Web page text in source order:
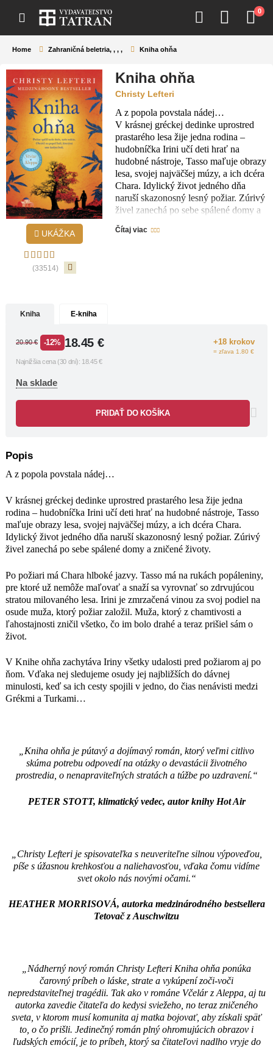
0
Home Zahraničná beletria, , , , Kniha ohňa
UKÁŽKA
(33514)
Kniha ohňa
Christy Lefteri
A z popola povstala nádej…
V krásnej gréckej dedinke uprostred
prastarého lesa žije jedna rodina –
hudobníčka Irini učí deti hrať na
hudobné nástroje, Tasso maľuje obrazy
lesa, svojej najväčšej múzy, a ich dcéra
Chara. Idylický život jedného dňa
naruší skazonosný lesný požiar. Zúrivý
živel zanechá po sebe spálené domy a
Po požiari má Chara hlboké jazvy.
V Knihe ohňa zachytáva Iriny všetky
nenávisti medzi Grékmi a Turkami…
uzdravení.“
PETER STOTT, klimatický vedec,
autor knihy Hot Air
„Christy Lefteri je spisovateľka s
s úžasnou krehkosťou a naliehavosťou,
vďaka čomu vidíme svet okolo nás
novými očami.“
HEATHER MORRISOVÁ, autorka
medzinárodného bestsellera Tetovač
„Nádherný nový román Christy Lefteri
Kniha ohňa ponúka čarovný príbeh o
láske, strate a vykúpení zoči-voči
komunita aj matka bojovať, aby získali
späť to, o čo prišli. Jedinečný román
plný ohromujúcich obrazov i ľudských
emócií, je to príbeh, ktorý sa čitateľovi
KRISTEN HANNAHOVÁ
majstrovsky vyrovnáva s nuansami
traumy a opisuje rastúcu nádej a
odolnosť postáv. Christy Lefteri
nachádza na vrchole svojich síl.“
ADRIENNE BRODEUROVÁ,
Čítaj viac
Kniha E-kniha
+18 krokov
= zľava 1.80 €
20.90€ -12% 18.45 €
Najnižšia cena (30 dní): 18.45 €
Na sklade
PRIDAŤ DO KOŠÍKA
Popis
A z popola povstala nádej…
V krásnej gréckej dedinke uprostred prastarého lesa žije jedna
rodina – hudobníčka Irini učí deti hrať na hudobné nástroje, Tasso
maľuje obrazy lesa, svojej najväčšej múzy, a ich dcéra Chara.
Idylický život jedného dňa naruší skazonosný lesný požiar. Zúrivý
živel zanechá po sebe spálené domy a zničené životy.
Po požiari má Chara hlboké jazvy. Tasso má na rukách popáleniny,
pre ktoré už nemôže maľovať a snaží sa vyrovnať so zdrvujúcou
stratou milovaného lesa. Irini je zmrzačená vinou za svoj podiel na
osude muža, ktorý požiar založil. Muža, ktorý z chamtivosti a
ľahostajnosti zničil všetko, čo im bolo drahé a teraz prišiel sám o
život.
V Knihe ohňa zachytáva Iriny všetky udalosti pred požiarom aj po
ňom. Vďaka nej sledujeme osudy jej najbližších do dávnej
minulosti, keď sa ich cesty spojili v jedno, do čias nenávisti medzi
Grékmi a Turkami…
„Kniha ohňa je pútavý a dojímavý román, ktorý veľmi citlivo
skúma potrebu odpovedí na otázky o devastácii životného
prostredia, o nenapraviteľných stratách a túžbe po uzdravení.“
PETER STOTT, klimatický vedec, autor knihy Hot Air
„Christy Lefteri je spisovateľka s neuveriteľne silnou výpoveďou,
píše s úžasnou krehkosťou a naliehavosťou, vďaka čomu vidíme
svet okolo nás novými očami.“
HEATHER MORRISOVÁ, autorka medzinárodného bestsellera
Tetovač z Auschwitzu
„Nádherný nový román Christy Lefteri Kniha ohňa ponúka
čarovný príbeh o láske, strate a vykúpení zoči-voči
nepredstaviteľnej tragédii. Tak ako v románe Včelár z Aleppa, aj tu
autorka zavedie čitateľa do kedysi sviežeho, no teraz zničeného
sveta, v ktorom musí komunita aj matka bojovať, aby získali späť
to, o čo prišli. Jedinečný román plný ohromujúcich obrazov i
ľudských emócií, je to príbeh, ktorý sa čitateľovi nadlho vryje do